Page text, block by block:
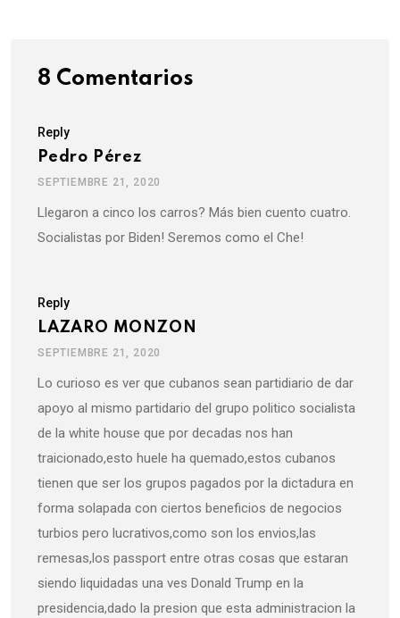
8 Comentarios
Reply
Pedro Pérez
SEPTIEMBRE 21, 2020
Llegaron a cinco los carros? Más bien cuento cuatro.
Socialistas por Biden! Seremos como el Che!
Reply
LAZARO MONZON
SEPTIEMBRE 21, 2020
Lo curioso es ver que cubanos sean partidiario de dar
apoyo al mismo partidario del grupo politico socialista
de la white house que por decadas nos han
traicionado,esto huele ha quemado,estos cubanos
tienen que ser los grupos pagados por la dictadura en
forma solapada con ciertos beneficios de negocios
turbios pero lucrativos,como son los envios,las
remesas,los passport entre otras cosas que estaran
siendo liquidadas una ves Donald Trump en la
presidencia,dado la presion que esta administracion la